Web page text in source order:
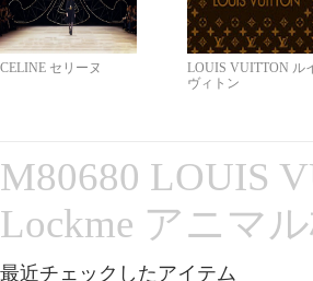
CELINE セリーヌ
LOUIS VUITTON ル
ヴィトン
M80680 LOUIS
Lockme アニマ
最近チェックしたアイテム